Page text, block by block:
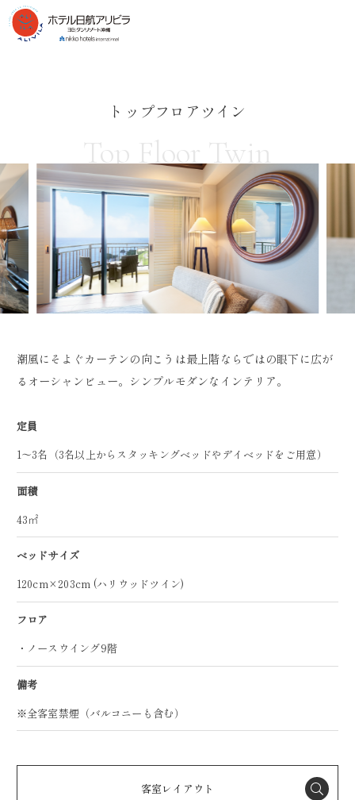
トップフロアツイン
Top Floor Twin
潮風にそよぐカーテンの向こうは最上階ならではの眼下に広が
るオーシャンビュー。シンプルモダンなインテリア。
定員
1～3名（3名以上からスタッキングベッドやデイベッドをご用意）
面積
43㎡
ベッドサイズ
120cm×203cm (ハリウッドツイン)
フロア
・ノースウイング9階
備考
※全客室禁煙（バルコニーも含む）
客室レイアウト